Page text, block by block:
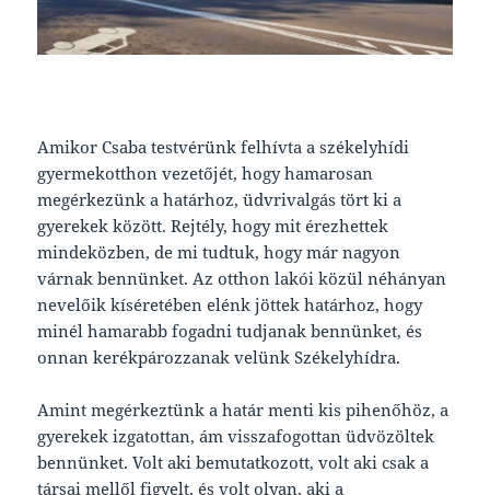
Amikor Csaba testvérünk felhívta a székelyhídi
gyermekotthon vezetőjét, hogy hamarosan
megérkezünk a határhoz, üdvrivalgás tört ki a
gyerekek között. Rejtély, hogy mit érezhettek
mindeközben, de mi tudtuk, hogy már nagyon
várnak bennünket. Az otthon lakói közül néhányan
nevelőik kíséretében elénk jöttek határhoz, hogy
minél hamarabb fogadni tudjanak bennünket, és
onnan kerékpározzanak velünk Székelyhídra.
Amint megérkeztünk a határ menti kis pihenőhöz, a
gyerekek izgatottan, ám visszafogottan üdvözöltek
bennünket. Volt aki bemutatkozott, volt aki csak a
társai mellől figyelt, és volt olyan, aki a